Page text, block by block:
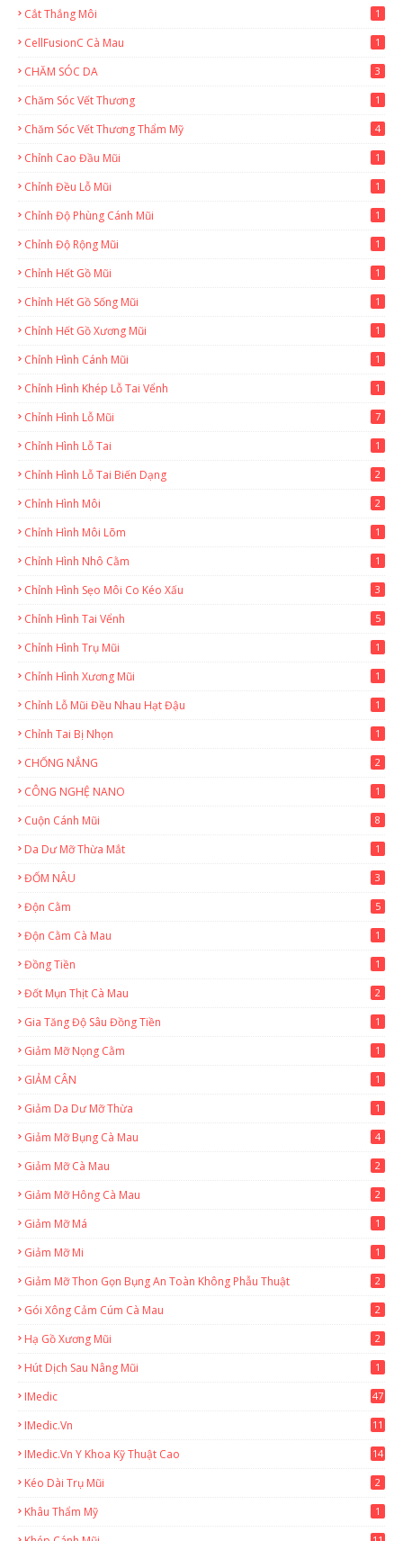
Cắt Thắng Môi 1
CellFusionC Cà Mau 1
CHĂM SÓC DA 3
Chăm Sóc Vết Thương 1
Chăm Sóc Vết Thương Thẩm Mỹ 4
Chỉnh Cao Đầu Mũi 1
Chỉnh Đều Lỗ Mũi 1
Chỉnh Độ Phùng Cánh Mũi 1
Chỉnh Độ Rộng Mũi 1
Chỉnh Hết Gồ Mũi 1
Chỉnh Hết Gồ Sống Mũi 1
Chỉnh Hết Gồ Xương Mũi 1
Chỉnh Hình Cánh Mũi 1
Chỉnh Hình Khép Lỗ Tai Vểnh 1
Chỉnh Hình Lỗ Mũi 7
Chỉnh Hình Lỗ Tai 1
Chỉnh Hình Lỗ Tai Biến Dạng 2
Chỉnh Hình Môi 2
Chỉnh Hình Môi Lõm 1
Chỉnh Hình Nhô Cằm 1
Chỉnh Hình Sẹo Môi Co Kéo Xấu 3
Chỉnh Hình Tai Vểnh 5
Chỉnh Hình Trụ Mũi 1
Chỉnh Hình Xương Mũi 1
Chỉnh Lỗ Mũi Đều Nhau Hạt Đậu 1
Chỉnh Tai Bị Nhọn 1
CHỐNG NẮNG 2
CÔNG NGHỆ NANO 1
Cuộn Cánh Mũi 8
Da Dư Mỡ Thừa Mắt 1
ĐỐM NÂU 3
Độn Cằm 5
Độn Cằm Cà Mau 1
Đồng Tiền 1
Đốt Mụn Thịt Cà Mau 2
Gia Tăng Độ Sâu Đồng Tiền 1
Giảm Mỡ Nọng Cằm 1
GIẢM CÂN 1
Giảm Da Dư Mỡ Thừa 1
Giảm Mỡ Bụng Cà Mau 4
Giảm Mỡ Cà Mau 2
Giảm Mỡ Hông Cà Mau 2
Giảm Mỡ Má 1
Giảm Mỡ Mi 1
Giảm Mỡ Thon Gọn Bụng An Toàn Không Phẫu Thuật 2
Gói Xông Cảm Cúm Cà Mau 2
Hạ Gồ Xương Mũi 2
Hút Dịch Sau Nâng Mũi 1
IMedic 47
IMedic.vn
11
IMedic.vn Y Khoa Kỹ Thuật Cao 14
Kéo Dài Trụ Mũi 2
Khâu Thẩm Mỹ 1